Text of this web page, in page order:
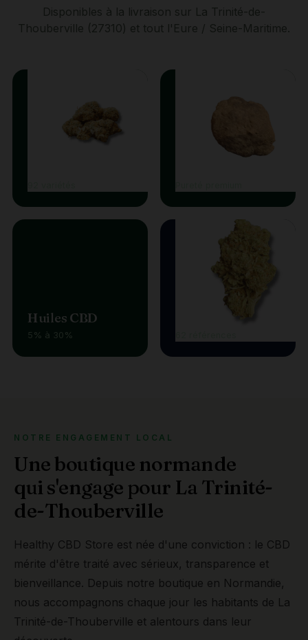
Disponibles à la livraison sur La Trinité-de-
Thouberville (27310) et tout l'Eure / Seine-Maritime.
Huiles CBD
5% à 30%
NOTRE ENGAGEMENT LOCAL
Une boutique normande
qui s'engage pour La Trinité-
de-Thouberville
Healthy CBD Store est née d'une conviction : le CBD
mérite d'être traité avec sérieux, transparence et
bienveillance. Depuis notre boutique en Normandie,
nous accompagnons chaque jour les habitants de La
Trinité-de-Thouberville et alentours dans leur